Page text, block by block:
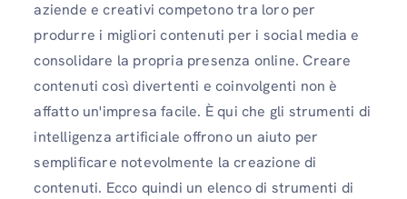
aziende e creativi competono tra loro per
produrre i migliori contenuti per i social media e
consolidare la propria presenza online. Creare
contenuti così divertenti e coinvolgenti non è
affatto un'impresa facile. È qui che gli strumenti di
intelligenza artificiale offrono un aiuto per
semplificare notevolmente la creazione di
contenuti. Ecco quindi un elenco di strumenti di